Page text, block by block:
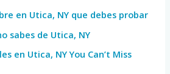
en Utica, NY que debes probar
sabes de Utica, NY
en Utica, NY You Can’t Miss